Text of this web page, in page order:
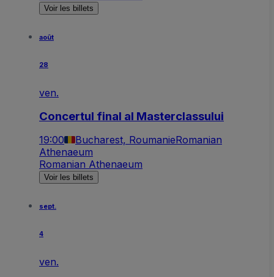
Voir les billets
août
28
ven.
Concertul final al Masterclassului
19:00 Bucharest, RoumanieRomanian
Athenaeum
Romanian Athenaeum
Voir les billets
sept.
4
ven.